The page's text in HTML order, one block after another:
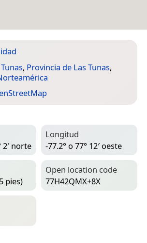
, Provincia de Las Tunas,
2′ norte
Longitud
-77.2° o 77° 12′ oeste
pies)
Open location code
77H42QMX+8X